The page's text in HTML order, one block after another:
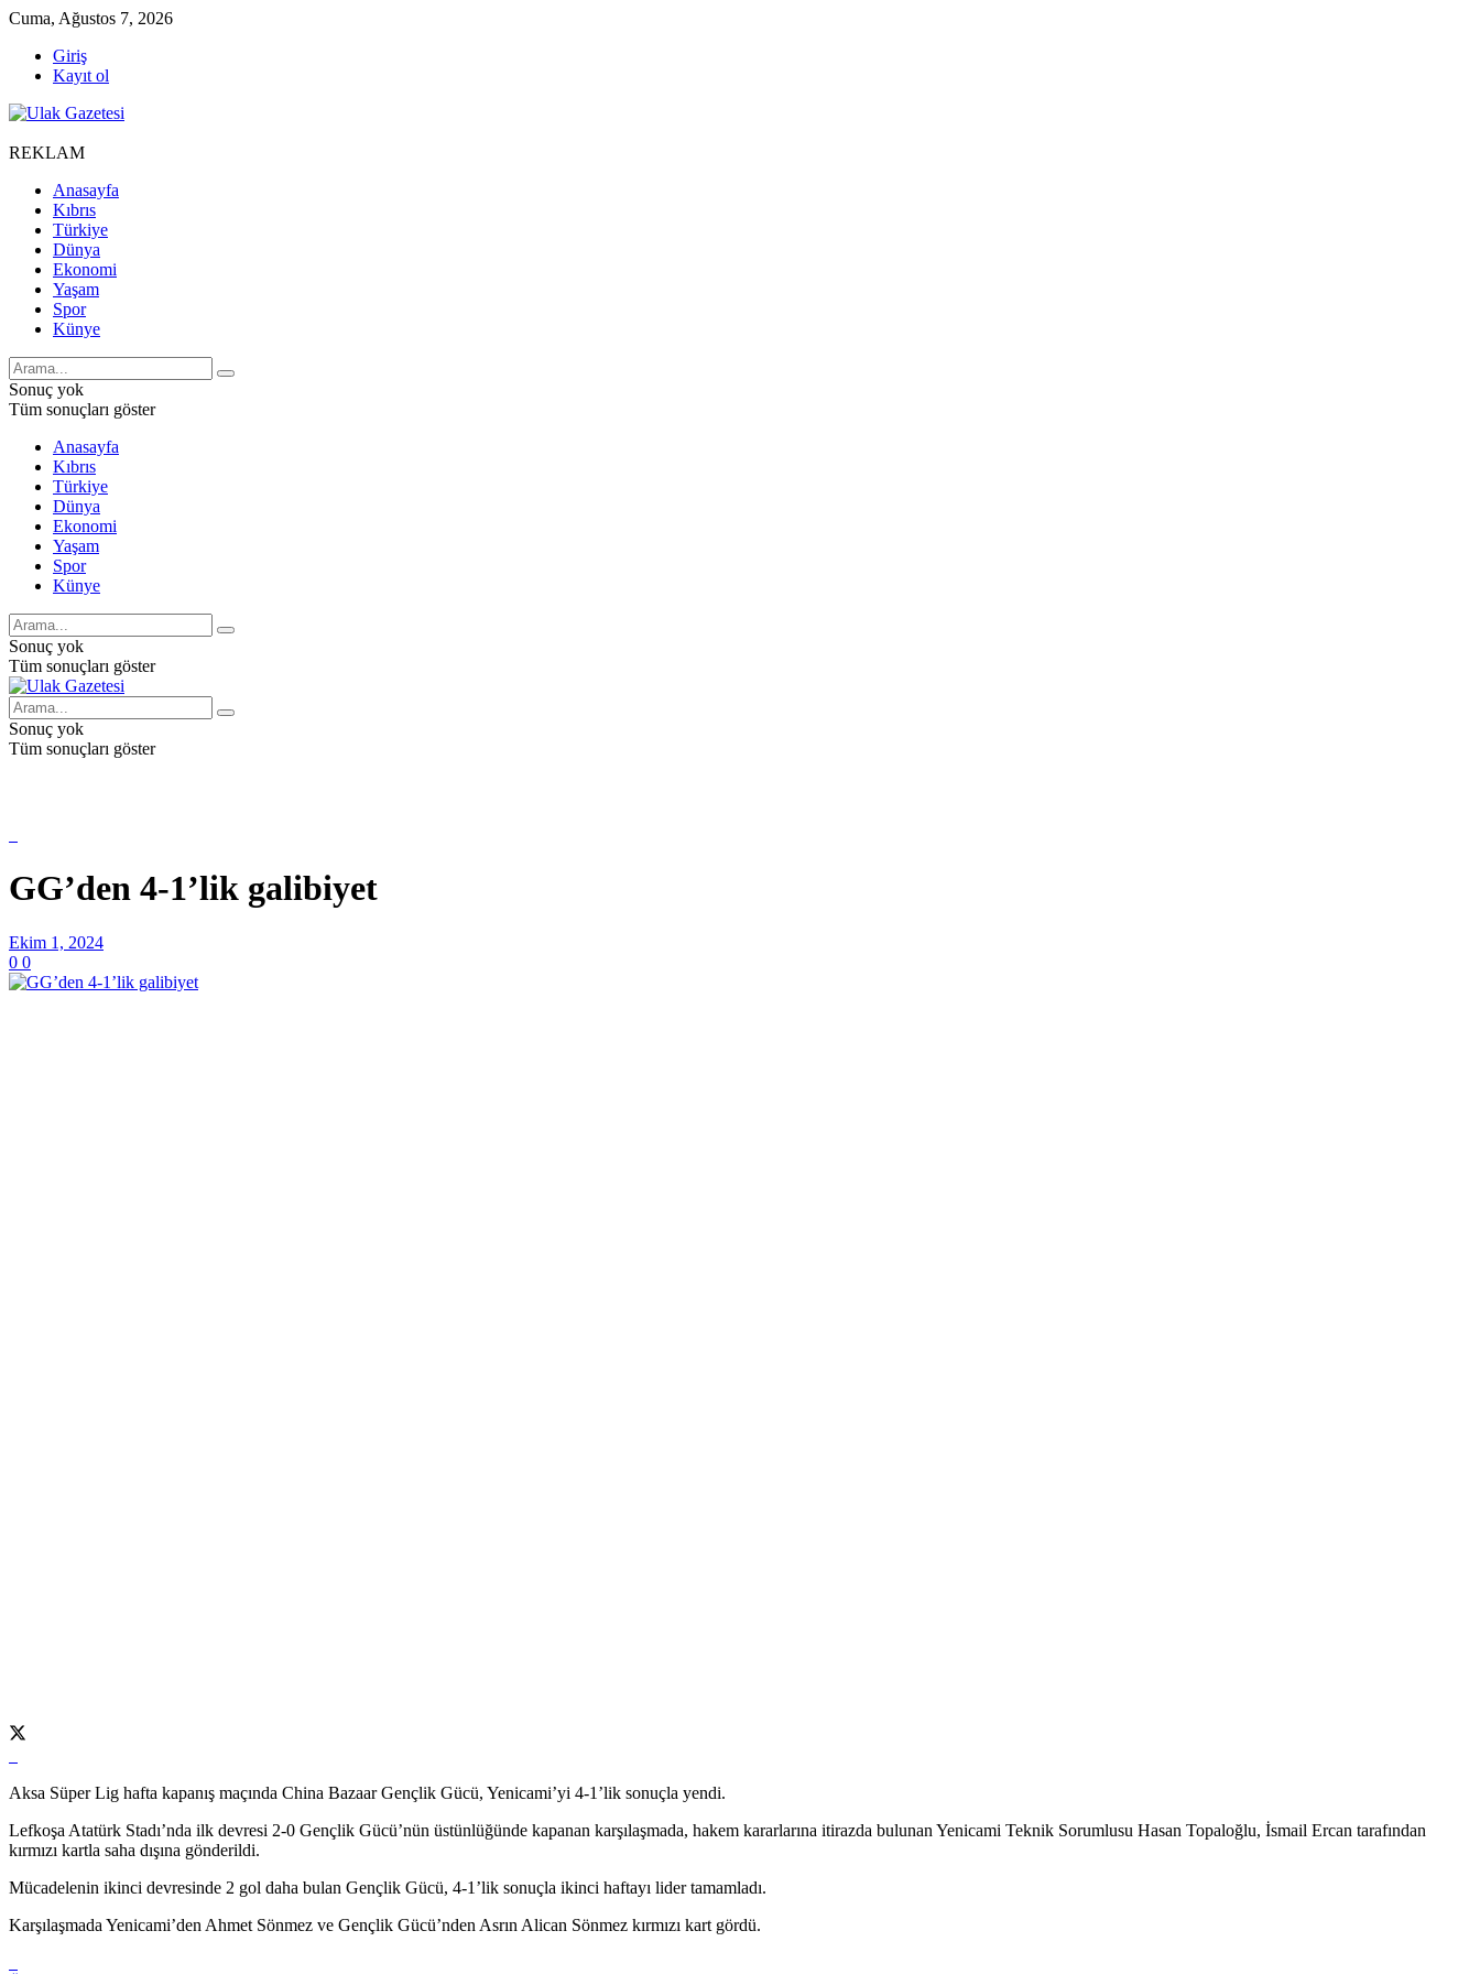
Cuma, Ağustos 7, 2026
Giriş
Kayıt ol
REKLAM
Anasayfa
Kıbrıs
Türkiye
Dünya
Ekonomi
Yaşam
Spor
Künye
Sonuç yok
Tüm sonuçları göster
Anasayfa
Kıbrıs
Türkiye
Dünya
Ekonomi
Yaşam
Spor
Künye
Sonuç yok
Tüm sonuçları göster
Sonuç yok
Tüm sonuçları göster
GG’den 4-1’lik galibiyet
Ekim 1, 2024
0 0
Aksa Süper Lig hafta kapanış maçında China Bazaar Gençlik Gücü, Yenicami’yi 4-1’lik sonuçla yendi.
Lefkoşa Atatürk Stadı’nda ilk devresi 2-0 Gençlik Gücü’nün üstünlüğünde kapanan karşılaşmada, hakem kararlarına itirazda bulunan Yenicami Teknik Sorumlusu Hasan Topaloğlu, İsmail Ercan tarafından
kırmızı kartla saha dışına gönderildi.
Mücadelenin ikinci devresinde 2 gol daha bulan Gençlik Gücü, 4-1’lik sonuçla ikinci haftayı lider tamamladı.
Karşılaşmada Yenicami’den Ahmet Sönmez ve Gençlik Gücü’nden Asrın Alican Sönmez kırmızı kart gördü.